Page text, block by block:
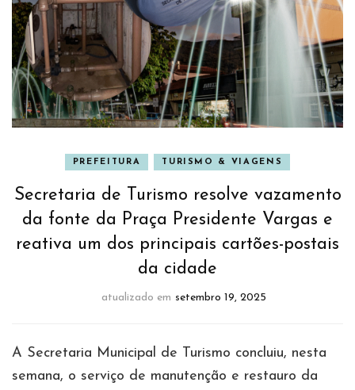
PREFEITURA TURISMO & VIAGENS
Secretaria de Turismo resolve vazamento
da fonte da Praça Presidente Vargas e
reativa um dos principais cartões-postais
da cidade
atualizado em setembro 19, 2025
A Secretaria Municipal de Turismo concluiu, nesta
semana, o serviço de manutenção e restauro da